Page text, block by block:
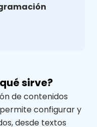
sirve?
de contenidos
configurar y
desde textos